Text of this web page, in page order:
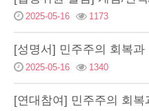
2025-05-16 1173
2025-05-16 1340